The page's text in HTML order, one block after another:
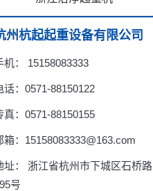
州杭起起重设备有限公司
机： 15158083333
话：0571-88150122
真：0571-88150155
箱：15158083333@163.com
址： 浙江省杭州市下城区石桥路
号